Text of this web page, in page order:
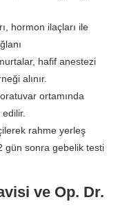
hormon ilaçları ile
hafif anestezi
alınır.
ortamında
rahme yerleş
gün sonra gebelik testi
ve Op. Dr.